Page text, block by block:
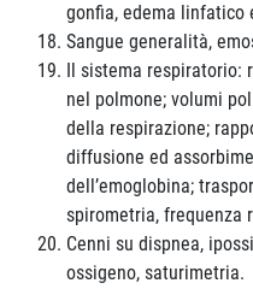
gonfia, edema linfatico
Sangue generalità,
Il sistema respiratorio:
nel polmone; volumi
della respirazione;
diffusione ed
dell’emoglobina;
spirometria, frequenza
Cenni su dispnea,
ossigeno, saturimetria.